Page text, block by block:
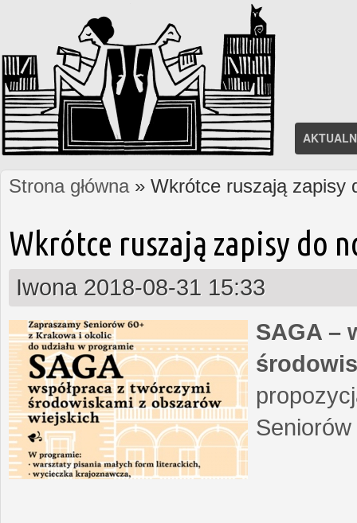
Jesteś tutaj
Strona główna» Wkrótce ruszają zapisy
Wkrótce ruszają zapisy do
Iwona 2018-08-31 15:33
SAGA –